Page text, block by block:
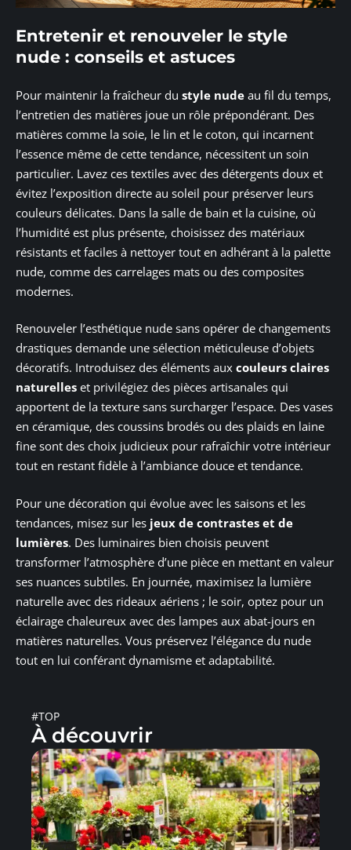
Entretenir et renouveler le style
nude : conseils et astuces
Pour maintenir la fraîcheur du style nude au fil du temps,
l’entretien des matières joue un rôle prépondérant. Des
matières comme la soie, le lin et le coton, qui incarnent
l’essence même de cette tendance, nécessitent un soin
particulier. Lavez ces textiles avec des détergents doux et
évitez l’exposition directe au soleil pour préserver leurs
couleurs délicates. Dans la salle de bain et la cuisine, où
l’humidité est plus présente, choisissez des matériaux
résistants et faciles à nettoyer tout en adhérant à la palette
nude, comme des carrelages mats ou des composites
modernes.
Renouveler l’esthétique nude sans opérer de changements
drastiques demande une sélection méticuleuse d’objets
décoratifs. Introduisez des éléments aux couleurs claires
naturelles et privilégiez des pièces artisanales qui
apportent de la texture sans surcharger l’espace. Des vases
en céramique, des coussins brodés ou des plaids en laine
fine sont des choix judicieux pour rafraîchir votre intérieur
tout en restant fidèle à l’ambiance douce et tendance.
Pour une décoration qui évolue avec les saisons et les
tendances, misez sur les jeux de contrastes et de
lumières. Des luminaires bien choisis peuvent
transformer l’atmosphère d’une pièce en mettant en valeur
ses nuances subtiles. En journée, maximisez la lumière
naturelle avec des rideaux aériens ; le soir, optez pour un
éclairage chaleureux avec des lampes aux abat-jours en
matières naturelles. Vous préservez l’élégance du nude
tout en lui conférant dynamisme et adaptabilité.
#TOP
À découvrir